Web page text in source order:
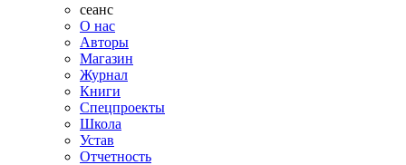
сеанс
О нас
Авторы
Магазин
Журнал
Книги
Спецпроекты
Школа
Устав
Отчетность